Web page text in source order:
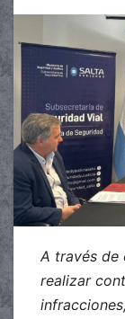
A través de
realizar